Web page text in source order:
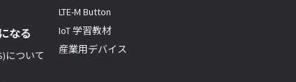
なる
について
LTE-M Button
IoT 学習教材
産業用デバイス